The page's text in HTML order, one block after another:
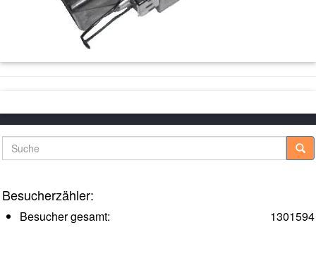
Suche
Besucherzähler:
1301594
Besucher gesamt: